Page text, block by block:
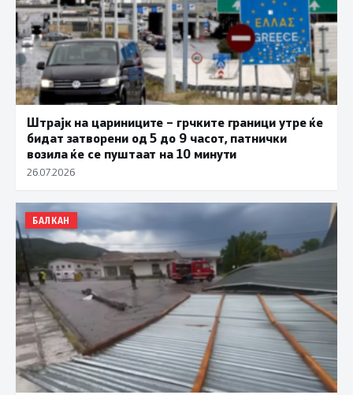
Штрајк на цариниците – грчките граници утре ќе
бидат затворени од 5 до 9 часот, патнички
возила ќе се пуштаат на 10 минути
26.07.2026
БАЛКАН